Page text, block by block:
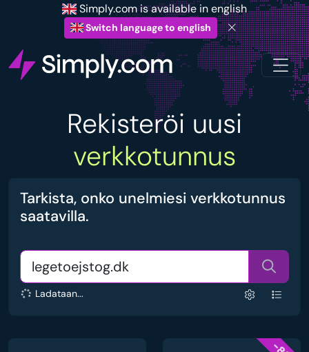
Simply.com is available in english
Switch language to english
Rekisteröi uusi
verkkotunnus
Tarkista, onko unelmiesi verkkotunnus
saatavilla.
Ladataan...